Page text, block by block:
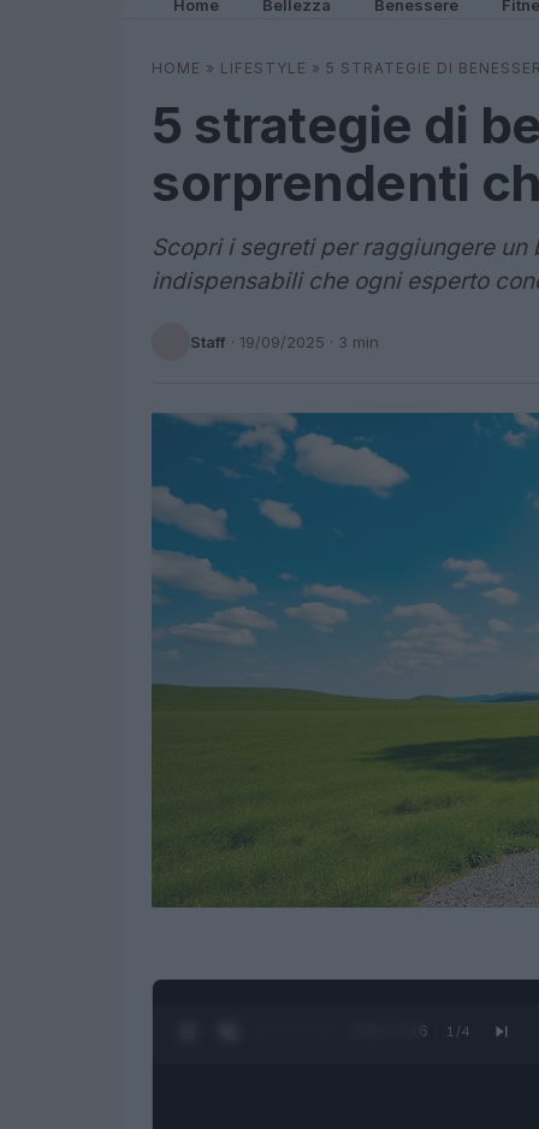
Home Bellezza Benessere
HOME » LIFESTYLE » 5 STRATEGIE DI
5 strategie di
sorprendenti
Scopri i segreti per raggiungere
indispensabili che ogni esperto
Staff · 19/09/2025 · 3 min
0:10 / 3:16 1 /4